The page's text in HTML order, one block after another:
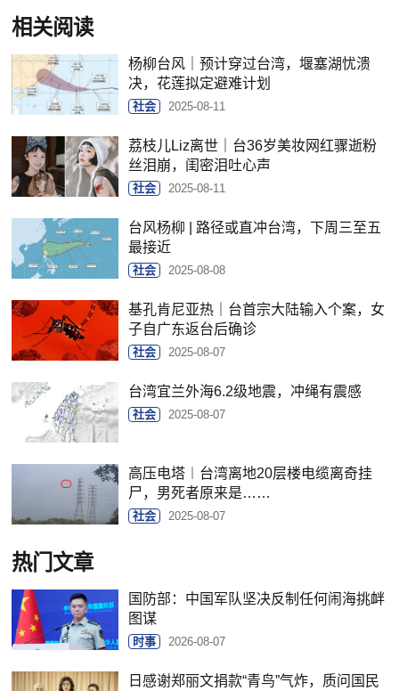
相关阅读
杨柳台风｜预计穿过台湾，堰塞湖忧溃
决，花莲拟定避难计划
社会 2025-08-11
荔枝儿Liz离世｜台36岁美妆网红骤逝粉
丝泪崩，闺密泪吐心声
社会 2025-08-11
台风杨柳 | 路径或直冲台湾，下周三至五
最接近
社会 2025-08-08
基孔肯尼亚热｜台首宗大陆输入个案，女
子自广东返台后确诊
社会 2025-08-07
台湾宜兰外海6.2级地震，冲绳有震感
社会 2025-08-07
高压电塔︱台湾离地20层楼电缆离奇挂
尸，男死者原来是……
社会 2025-08-07
热门文章
国防部：中国军队坚决反制任何闹海挑衅
图谋
时事 2026-08-07
日感谢郑丽文捐款“青鸟”气炸，质问国民